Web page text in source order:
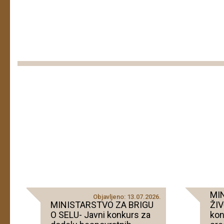
Objavljeno: 13.07.2026.
MINISTARSTVO ZA BRIGU
O SELU- Javni konkurs za